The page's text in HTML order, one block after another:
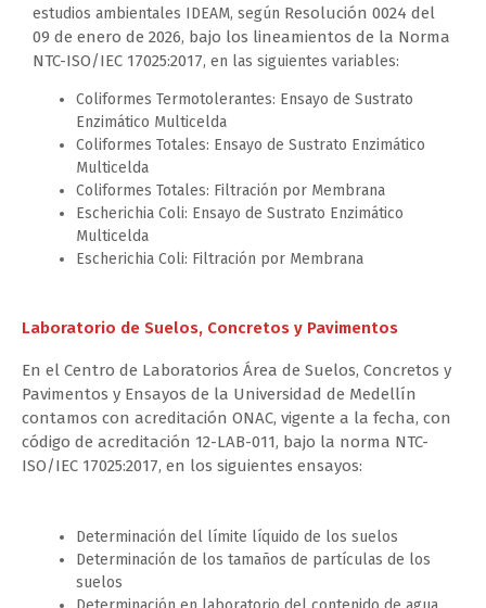
estudios ambientales IDEAM, según Resolución 0024 del
09 de enero de 2026, bajo los lineamientos de la Norma
NTC-ISO/IEC 17025:2017, en las siguientes variables:
Coliformes Termotolerantes: Ensayo de Sustrato
Enzimático Multicelda
Coliformes Totales: Ensayo de Sustrato Enzimático
Multicelda
Coliformes Totales: Filtración por Membrana
Escherichia Coli: Ensayo de Sustrato Enzimático
Multicelda
Escherichia Coli: Filtración por Membrana
Laboratorio de Suelos, Concretos y Pavimentos
En el Centro de Laboratorios Área de Suelos, Concretos y
Pavimentos y Ensayos de la Universidad de Medellín
contamos con acreditación ONAC, vigente a la fecha, con
código de acreditación 12-LAB-011, bajo la norma NTC-
ISO/IEC 17025:2017, en los siguientes ensayos:
Determinación del límite líquido de los suelos
Determinación de los tamaños de partículas de los
suelos